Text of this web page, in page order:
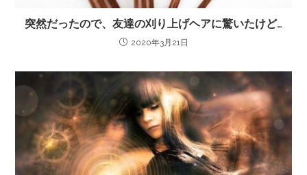
突然だったので、友達の刈り上げヘアに驚いたけど…
2020年3月21日